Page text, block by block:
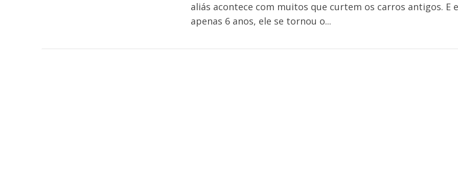
aliás acontece com muitos que curtem os carros antigos. E
apenas 6 anos, ele se tornou o...